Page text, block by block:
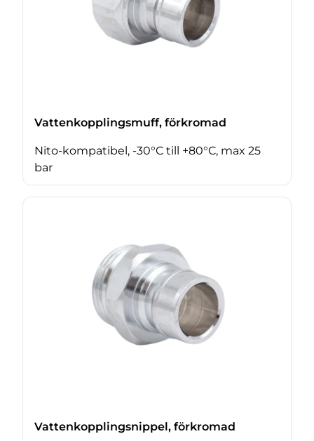
Vattenkopplingsmuff, förkromad
Nito-kompatibel, -30°C till +80°C, max 25
bar
Vattenkopplingsnippel, förkromad